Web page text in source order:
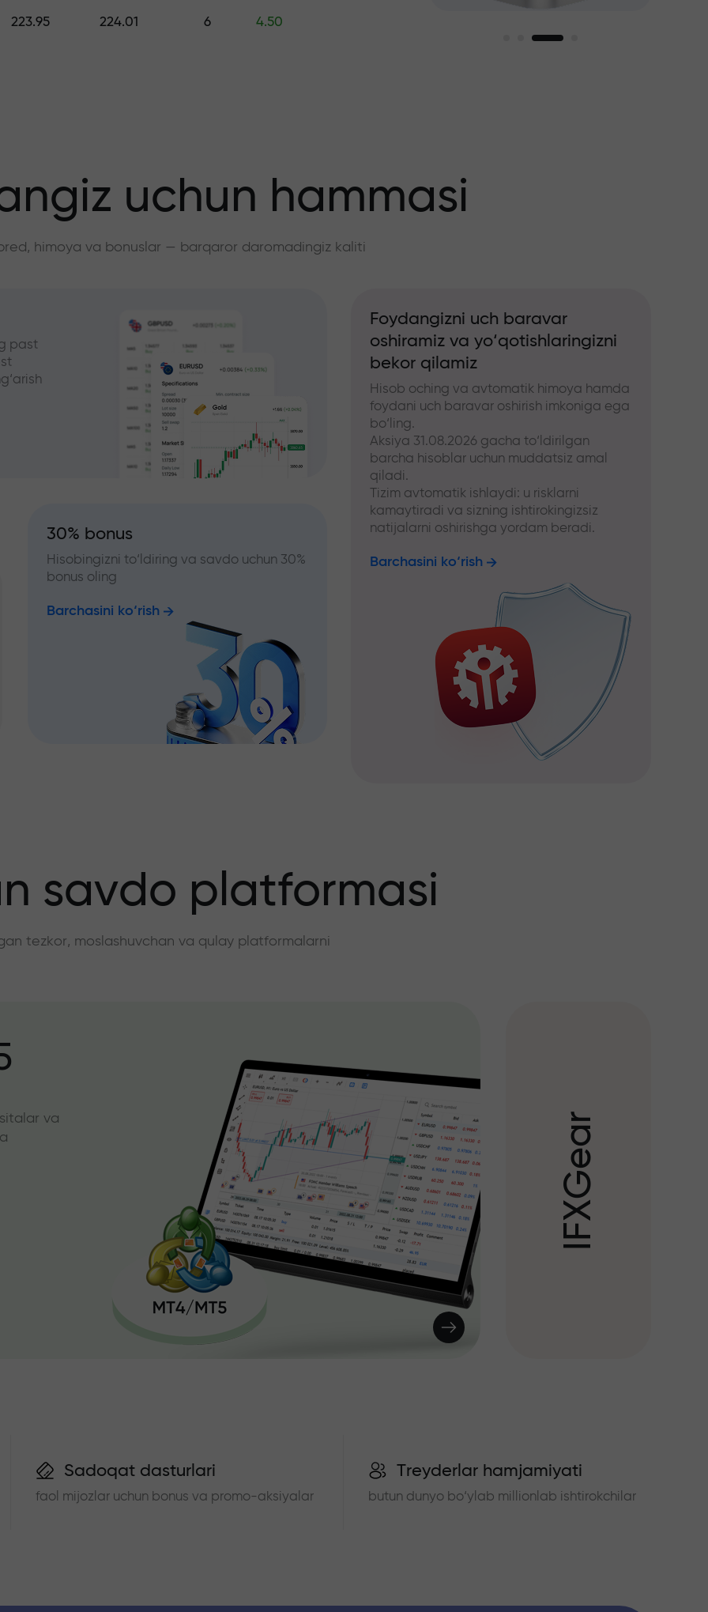
— bozordagi
223.95 224.01 6 4.50
uchun hammasi
himoya va bonuslar — barqaror daromadingiz kaliti
past
30% bonus
Hisobingizni to‘ldiring va savdo uchun 30%
bonus oling
Barchasini ko‘rish
Foydangizni uch baravar
oshiramiz va yo‘qotishlaringizni
bekor qilamiz
Hisob oching va avtomatik himoya hamda
foydani uch baravar oshirish imkoniga ega
bo‘ling.
Aksiya 31.08.2026 gacha to‘ldirilgan
barcha hisoblar uchun muddatsiz amal
qiladi.
Tizim avtomatik ishlaydi: u risklarni
kamaytiradi va sizning ishtirokingizsiz
natijalarni oshirishga yordam beradi.
Barchasini ko‘rish
savdo platformasi
tezkor, moslashuvchan va qulay platformalarni
va
I
F
X
G
e
a
r
Sadoqat dasturlari
faol mijozlar uchun bonus va promo-aksiyalar
Treyderlar hamjamiyati
butun dunyo bo‘ylab millionlab ishtirokchilar